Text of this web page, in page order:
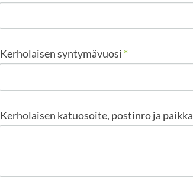
Kerholaisen syntymävuosi *
Kerholaisen katuosoite, postinro ja